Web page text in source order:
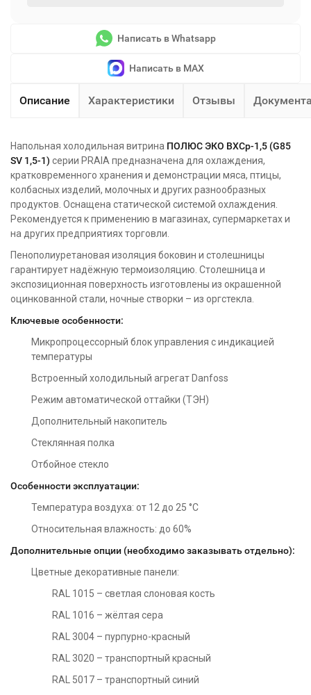
Написать в Whatsapp
Написать в MAX
Описание Характеристики Отзывы
Напольная холодильная витрина ПОЛЮС ЭКО ВХСр-1,5 (G85
SV 1,5-1) серии PRAIA предназначена для охлаждения,
кратковременного хранения и демонстрации мяса, птицы,
колбасных изделий, молочных и других разнообразных
продуктов. Оснащена статической системой охлаждения.
Рекомендуется к применению в магазинах, супермаркетах и
на других предприятиях торговли.
Пенополиуретановая изоляция боковин и столешницы
гарантирует надёжную термоизоляцию. Столешница и
экспозиционная поверхность изготовлены из окрашенной
оцинкованной стали, ночные створки – из оргстекла.
Ключевые особенности:
Микропроцессорный блок управления с индикацией
температуры
Встроенный холодильный агрегат Danfoss
Режим автоматической оттайки (ТЭН)
Дополнительный накопитель
Стеклянная полка
Отбойное стекло
Особенности эксплуатации:
Температура воздуха: от 12 до 25 °С
Относительная влажность: до 60%
Дополнительные опции (необходимо заказывать отдельно):
Цветные декоративные панели:
RAL 1015 – светлая слоновая кость
RAL 1016 – жёлтая сера
RAL 3004 – пурпурно-красный
RAL 3020 – транспортный красный
RAL 5017 – транспортный синий